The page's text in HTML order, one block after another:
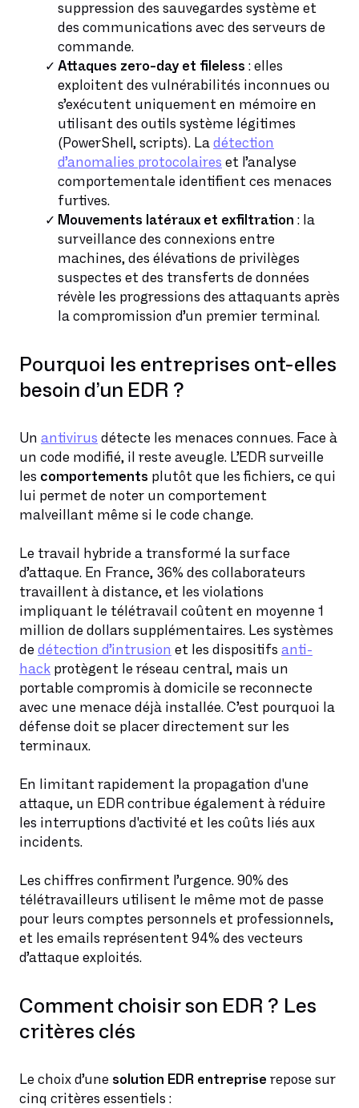
suppression des sauvegardes système et
des communications avec des serveurs de
commande.
Attaques zero-day et fileless : elles
exploitent des vulnérabilités inconnues ou
s’exécutent uniquement en mémoire en
utilisant des outils système légitimes
(PowerShell, scripts). La détection
d’anomalies protocolaires et l’analyse
comportementale identifient ces menaces
furtives.
Mouvements latéraux et exfiltration : la
surveillance des connexions entre
machines, des élévations de privilèges
suspectes et des transferts de données
révèle les progressions des attaquants après
la compromission d’un premier terminal.
Pourquoi les entreprises ont-elles
besoin d’un EDR ?
Un antivirus détecte les menaces connues. Face à
un code modifié, il reste aveugle. L’EDR surveille
les comportements plutôt que les fichiers, ce qui
lui permet de noter un comportement
malveillant même si le code change.
Le travail hybride a transformé la surface
d’attaque. En France, 36% des collaborateurs
travaillent à distance, et les violations
impliquant le télétravail coûtent en moyenne 1
million de dollars supplémentaires. Les systèmes
de détection d’intrusion et les dispositifs anti-
hack protègent le réseau central, mais un
portable compromis à domicile se reconnecte
avec une menace déjà installée. C’est pourquoi la
défense doit se placer directement sur les
terminaux.
En limitant rapidement la propagation d'une
attaque, un EDR contribue également à réduire
les interruptions d'activité et les coûts liés aux
incidents.
Les chiffres confirment l’urgence. 90% des
télétravailleurs utilisent le même mot de passe
pour leurs comptes personnels et professionnels,
et les emails représentent 94% des vecteurs
d’attaque exploités.
Comment choisir son EDR ? Les
critères clés
Le choix d’une solution EDR entreprise repose sur
cinq critères essentiels :